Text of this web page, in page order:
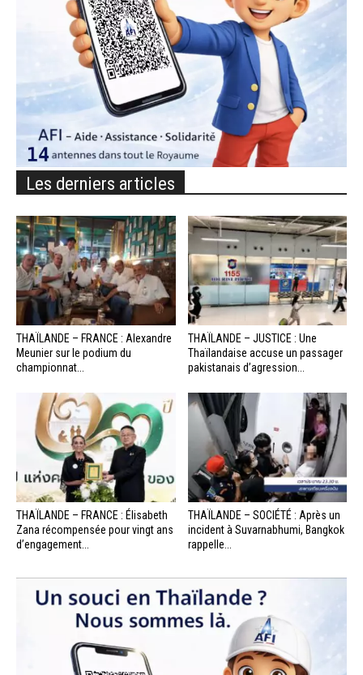
Les derniers articles
THAÏLANDE – FRANCE : Alexandre
Meunier sur le podium du
championnat...
THAÏLANDE – JUSTICE : Une
Thaïlandaise accuse un passager
pakistanais d’agression...
THAÏLANDE – FRANCE : Élisabeth
Zana récompensée pour vingt ans
d’engagement...
THAÏLANDE – SOCIÉTÉ : Après un
incident à Suvarnabhumi, Bangkok
rappelle...